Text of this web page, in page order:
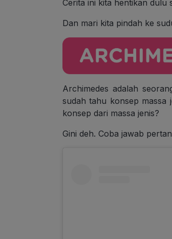
Cerita ini kita hentikan dulu
Dan mari kita pindah ke
Archimedes adalah
sudah tahu konsep massa
konsep dari massa jenis?
Gini deh. Coba jawab